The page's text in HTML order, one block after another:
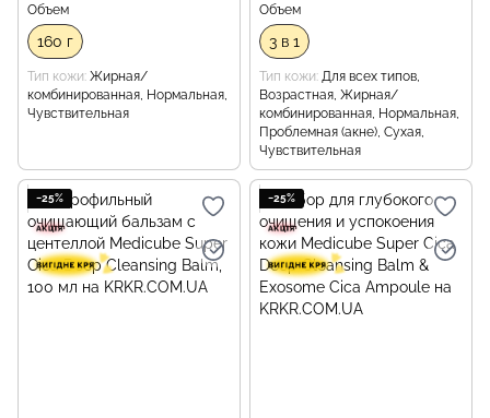
Объем
160 г
Тип кожи Жирная/
комбинированная, Нормальная,
Чувствительная
Объем
3 в 1
Тип кожи Для всех типов,
Возрастная, Жирная/
комбинированная, Нормальная,
Проблемная (акне), Сухая,
Чувствительная
−25% −25%